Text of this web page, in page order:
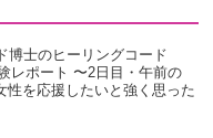
博士のヒーリングコード
レポート 〜2日目・午前の
性を応援したいと強く思った